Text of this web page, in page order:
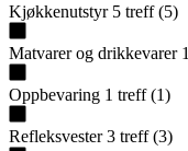
Kjøkkenutstyr 5 treff (5)
Matvarer og drikkevarer 1
Oppbevaring 1 treff (1)
Refleksvester 3 treff (3)